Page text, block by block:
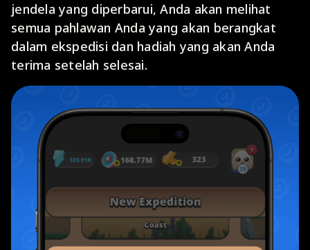
jendela yang diperbarui, Anda akan melihat
semua pahlawan Anda yang akan berangkat
dalam ekspedisi dan hadiah yang akan Anda
terima setelah selesai.